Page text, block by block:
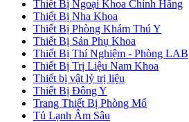
Thiết Bị Ngoại Khoa Chính Hãng
Thiết Bị Nha Khoa
Thiết Bị Phòng Khám Thú Y
Thiết Bị Sản Phụ Khoa
Thiết Bị Thí Nghiệm - Phòng LAB
Thiết Bị Trị Liệu Nam Khoa
Thiết bị vật lý trị liệu
Thiết Bị Đông Y
Trang Thiết Bị Phòng Mổ
Tủ Lạnh Âm Sâu